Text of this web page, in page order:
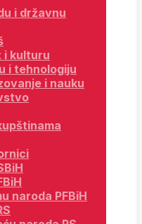
i državnu
i kulturu
i tehnologiju
i nauku
naroda PFBiH